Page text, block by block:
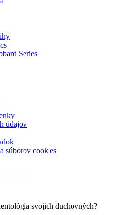
Series
údajov
súborov cookies
svojich duchovných?